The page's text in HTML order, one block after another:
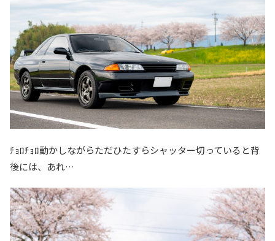
ﾁｮﾛﾁｮﾛ動かしながらただひたすらシャッター切っていると背
後には、あれ…